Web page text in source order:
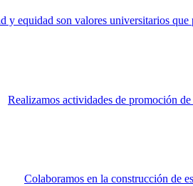
y equidad son valores universitarios que
Realizamos actividades de promoción
Colaboramos en la construcción de